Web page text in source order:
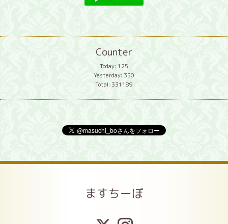
Counter
Today: 125
Yesterday: 350
Total: 331189
ますちーぼ